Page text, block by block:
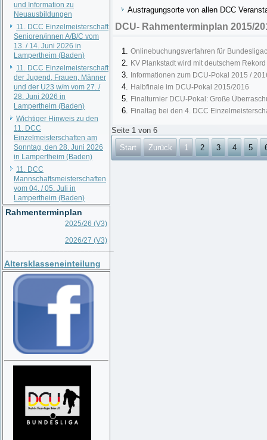
und Information zu
Neuausbildungen
11. DCC Einzelmeisterschaft
Senioren/innen A/B/C vom
13. / 14. Juni 2026 in
Lampertheim (Baden)
11. DCC Einzelmeisterschaft
der Jugend, Frauen, Männer
und der U23 w/m vom 27. /
28. Juni 2026 in
Lampertheim (Baden)
Wichtiger Hinweis zu den
11. DCC
Einzelmeisterschaften am
Sonntag, den 28. Juni 2026
in Lampertheim (Baden)
11. DCC
Mannschaftsmeisterschaften
vom 04. / 05. Juli in
Lampertheim (Baden)
Rahmenterminplan
2025/26 (V3)
2026/27 (V3)
Altersklasseneinteilung
Austragungsorte von allen DCC
DCU- Rahmenterminplan 2015/
Onlinebuchungsverfahren für
KV Plankstadt wird mit deutschem
Informationen zum DCU-Pokal 2015 /
Halbfinale im DCU-Pokal 2015/2016
Finalturnier DCU-Pokal: Große
Finaltag bei den 4. DCC
Seite 1 von 6
Start
Zurück 1 2 3 4 5